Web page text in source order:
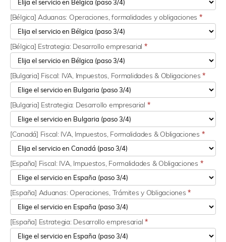
[Bélgica] Aduanas: Operaciones, formalidades y obligaciones *
[Bélgica] Estrategia: Desarrollo empresarial *
[Bulgaria] Fiscal: IVA, Impuestos, Formalidades & Obligaciones *
[Bulgaria] Estrategia: Desarrollo empresarial *
[Canadá] Fiscal: IVA, Impuestos, Formalidades & Obligaciones *
[España] Fiscal: IVA, Impuestos, Formalidades & Obligaciones *
[España] Aduanas: Operaciones, Trámites y Obligaciones*
[España] Estrategia: Desarrollo empresarial*